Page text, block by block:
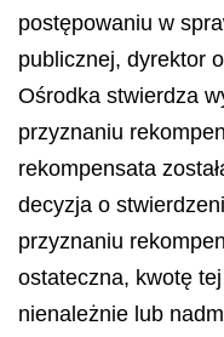
postępowaniu w
publicznej, dyrektor
Ośrodka stwierdza
przyznaniu
rekompensata
decyzja o
przyznaniu
ostateczna, kwotę
nienależnie lub